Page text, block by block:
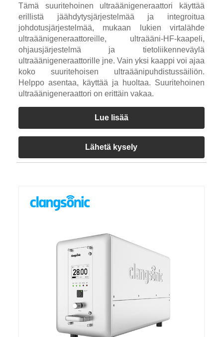
Tämä suuritehoinen ultraäänigeneraattori käyttää
erillistä jäähdytysjärjestelmää ja integroitua
johdotusjärjestelmää, mukaan lukien virtalähde
ultraäänigeneraattoreille, ultraääni-HF-kaapeli,
ohjausjärjestelmä ja tietoliikenneväylä
ultraäänigeneraattorille jne. Vain yksi kaappi voi ajaa
koko suuritehoisen ultraäänipuhdistussäiliön.
Helppo asentaa, käyttää ja huoltaa. Suuritehoinen
ultraäänigeneraattori on erittäin vakaa.
Lue lisää
Lähetä kysely